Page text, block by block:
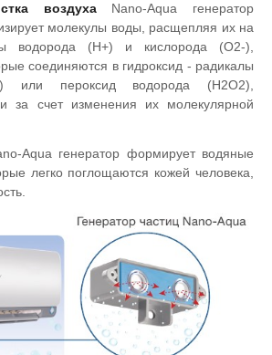
воздухаNano-Aqua генератор
молекулы воды, расщепляя их на
водорода (Н+) и кислорода (О2-),
соединяются в гидроксид - радикалы
или пероксид водорода (Н2О2),
за счет изменения их молекулярной
Aqua генератор формирует водяные
легко поглощаются кожей человека,